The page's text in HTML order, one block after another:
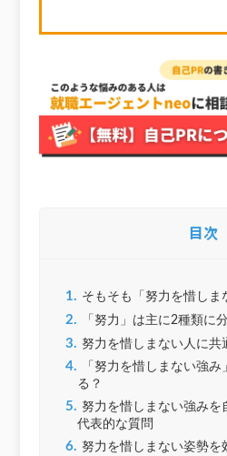
目次
1. そもそも「努力を惜しま
2. 「努力」は主に2種類に
3. 努力を惜しまない人に共
4. 「努力を惜しまない強み
る？
5. 努力を惜しまない強みを
代表的な質問
6. 努力を惜しまない姿勢を